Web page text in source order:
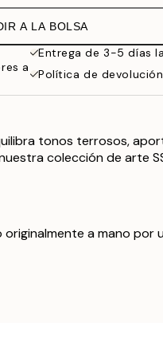
A LA BOLSA
Entrega de 3-5 días
a
Política de
tonos terrosos,
colección de arte
a mano por